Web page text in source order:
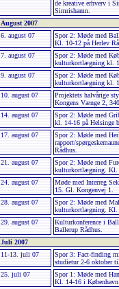
de kreative erhverv i
Simrishamn.
August 2007
6. august 07
Spor 2: Møde med
Kl. 10-12 på Herlev
7. august 07
Spor 2: Møde med
kulturkortlægning kl.
9. august 07
Spor 2: Møde med
kulturkortlægning kl.
10. august 07
Projektets halvårige
Kongens Vænge 2,
14. august 07
Spor 2: Møde med
kl. 14-16 på Helsinge
17. august 07
Spor 2: Møde med
rapport/
Rådhus.
21. august 07
Spor 2: Møde med
kulturkortlægning. Kl.
24. august 07
Møde med Interreg
15. Gl. Kongenvej 1.
28. august 07
Spor 2: Møde med
kulturkortlægning. Kl.
29. august 07
Kulturkonference i
Ballerup Rådhus.
Juli 2007
11-13. juli 07
Spor 3: Fact-finding
studietur 2-6 oktober
25. juli 07
Spor 1: Møde med
Kl. 14-16 i